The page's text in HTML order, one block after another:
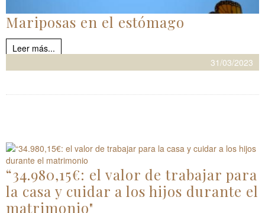
Mariposas en el estómago
Leer más...
31/03/2023
“34.980,15€: el valor de trabajar para
la casa y cuidar a los hijos durante el
matrimonio"